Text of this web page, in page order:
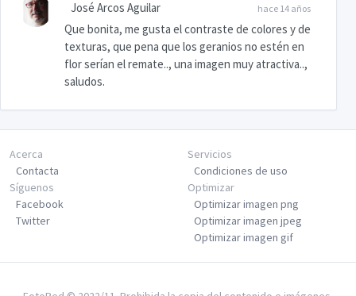
hace 14 años
José Arcos Aguilar
Que bonita, me gusta el contraste de colores y de
texturas, que pena que los geranios no estén en
flor serían el remate.., una imagen muy atractiva..,
saludos.
Acerca
Contacta
Servicios
Condiciones de uso
Síguenos
Facebook
Twitter
Optimizar
Optimizar imagen png
Optimizar imagen jpeg
Optimizar imagen gif